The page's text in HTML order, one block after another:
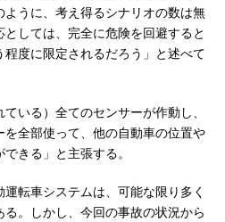
ように、考え得るシナリオの数は無
しては、完全に危険を回避すると
度に限定されるだろう」と述べて
いる）全てのセンサーが作動し、
全部使って、他の自動車の位置や
きる」と主張する。
転車システムは、可能な限り多く
。しかし、今回の事故の状況から